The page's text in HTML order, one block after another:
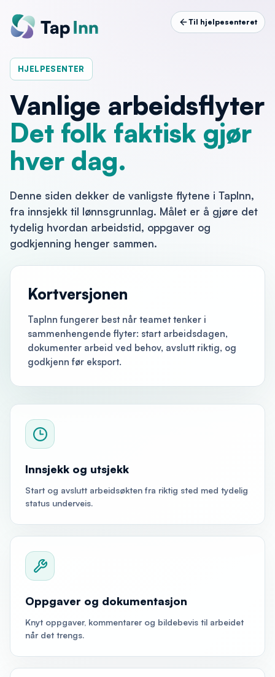
Til hjelpesenteret
HJELPESENTER
Vanlige arbeidsflyter
Det folk faktisk gjør
hver dag.
Denne siden dekker de vanligste flytene i TapInn,
fra innsjekk til lønnsgrunnlag. Målet er å gjøre det
tydelig hvordan arbeidstid, oppgaver og
godkjenning henger sammen.
Kortversjonen
TapInn fungerer best når teamet tenker i
sammenhengende flyter: start arbeidsdagen,
dokumenter arbeid ved behov, avslutt riktig, og
godkjenn før eksport.
Innsjekk og utsjekk
Start og avslutt arbeidsøkten fra riktig sted med tydelig
status underveis.
Oppgaver og dokumentasjon
Knyt oppgaver, kommentarer og bildebevis til arbeidet
når det trengs.